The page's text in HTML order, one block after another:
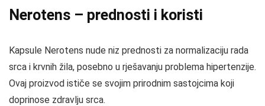
Nerotens – prednosti i koristi
Kapsule Nerotens nude niz prednosti za normalizaciju rada
srca i krvnih žila, posebno u rješavanju problema hipertenzije.
Ovaj proizvod ističe se svojim prirodnim sastojcima koji
doprinose zdravlju srca.